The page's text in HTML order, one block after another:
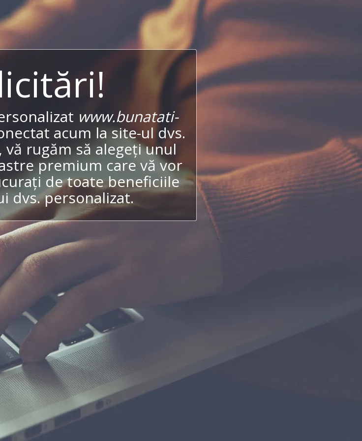
www.bunatati-
acum la site-ul dvs.
vă rugăm să alegeți unul
premium care vă vor
de toate beneficiile
dvs. personalizat.